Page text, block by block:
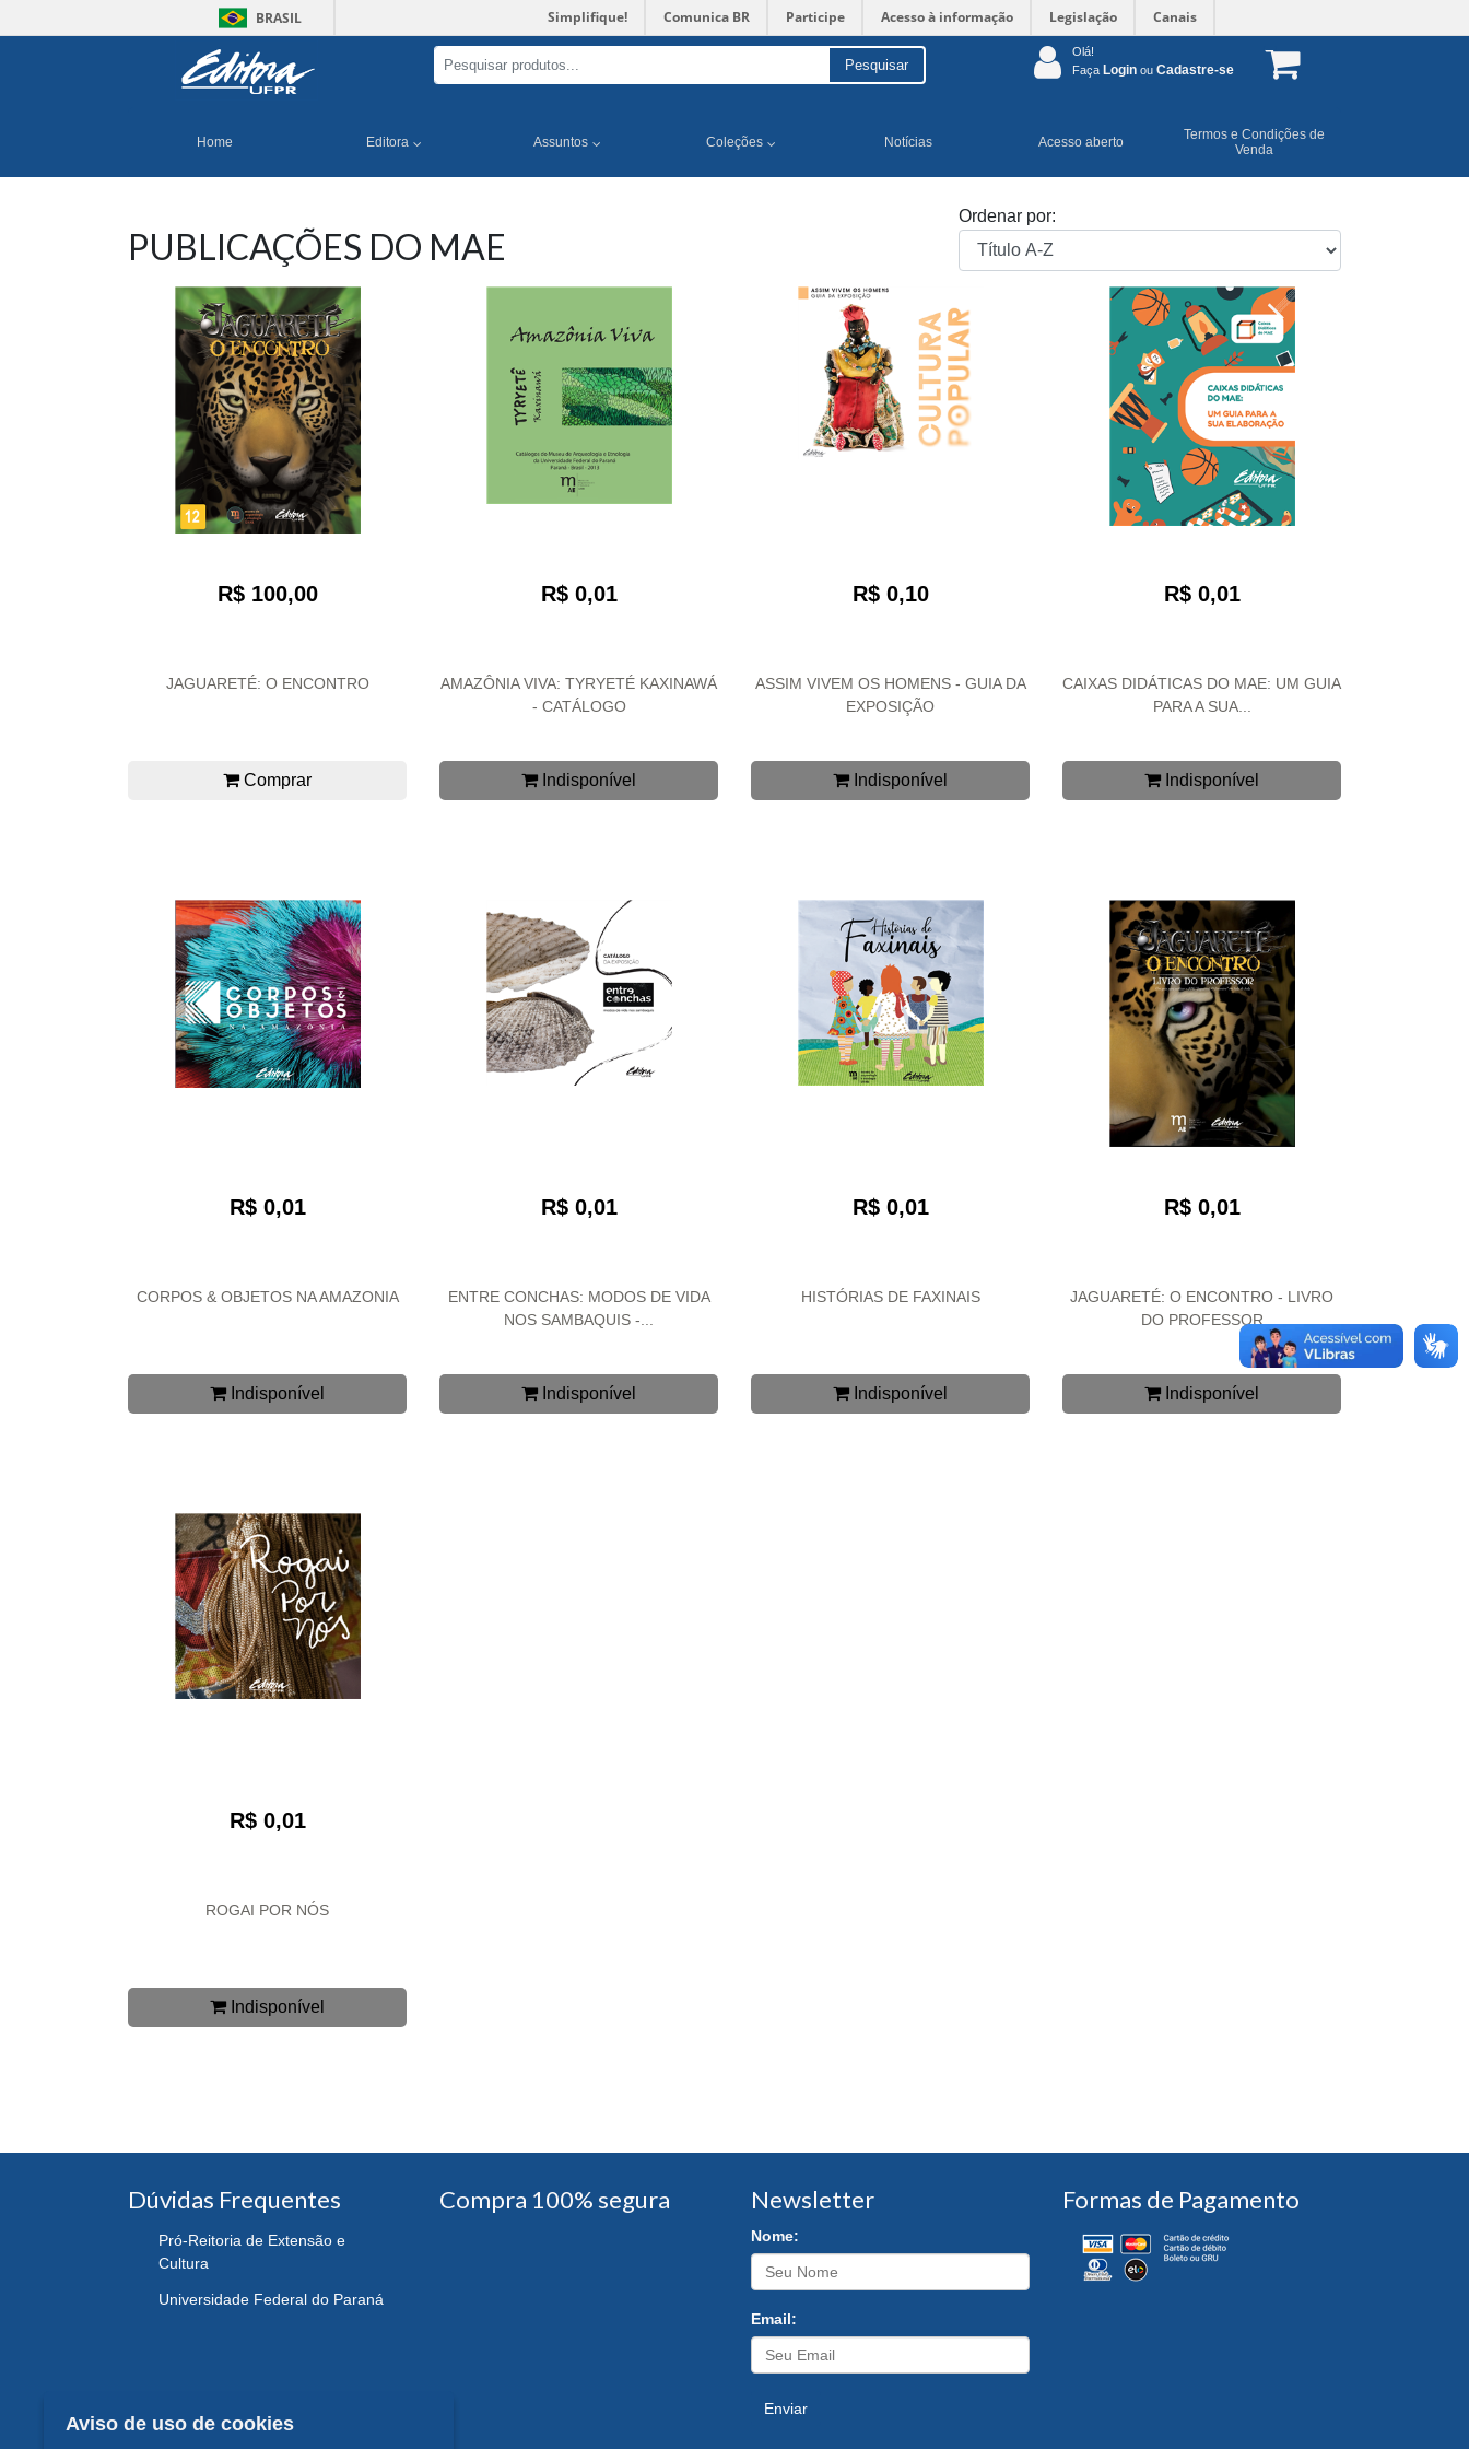
BRASIL Simplifique! Comunica BR Participe Acesso à informação Legislação Canais
Pesquisar
Olá!
Faça Login ou Cadastre-se
Home Editora Assuntos Coleções Notícias Acesso aberto
Termos e Condições de
Venda
PUBLICAÇÕES DO MAE
Ordenar por:
R$ 100,00
JAGUARETÉ: O ENCONTRO
Comprar
R$ 0,01
AMAZÔNIA VIVA: TYRYETÉ KAXINAWÁ
- CATÁLOGO
Indisponível
R$ 0,10
ASSIM VIVEM OS HOMENS - GUIA DA
EXPOSIÇÃO
Indisponível
R$ 0,01
CAIXAS DIDÁTICAS DO MAE: UM GUIA
PARA A SUA...
Indisponível
R$ 0,01
CORPOS & OBJETOS NA AMAZONIA
Indisponível
R$ 0,01
ENTRE CONCHAS: MODOS DE VIDA
NOS SAMBAQUIS -...
Indisponível
R$ 0,01
HISTÓRIAS DE FAXINAIS
Indisponível
R$ 0,01
JAGUARETÉ: O ENCONTRO - LIVRO
DO PROFESSOR
Indisponível
R$ 0,01
ROGAI POR NÓS
Indisponível
Dúvidas Frequentes
Pró-Reitoria de Extensão e
Cultura
Universidade Federal do Paraná
Compra 100% segura Newsletter
Nome:
Email:
Enviar
Formas de Pagamento
Aviso de uso de cookies